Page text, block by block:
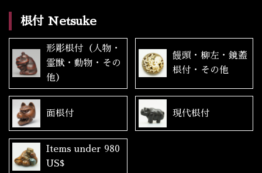
根付 Netsuke
形彫根付（人物・
霊獣・動物・その
他）
饅頭・柳左・鏡蓋
根付・その他
面根付 現代根付
Items under 980
US$